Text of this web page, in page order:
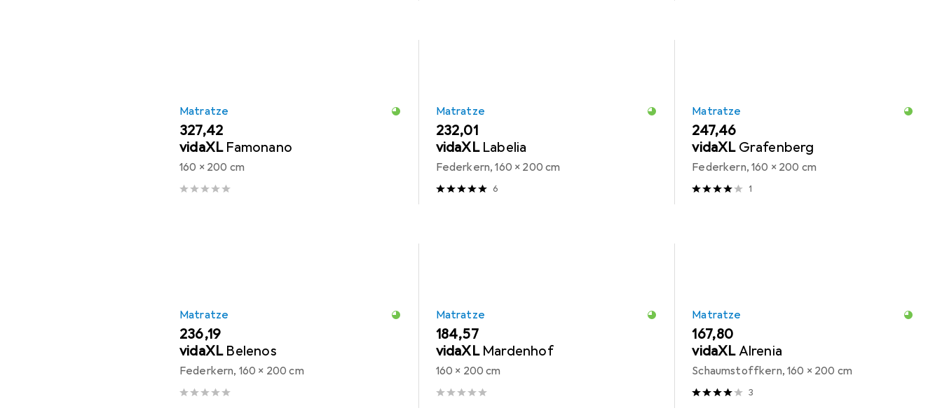
Matratze
EUR
327,42
vidaXL Famonano
160 x 200 cm
Matratze
EUR
232,01
vidaXL Labelia
Federkern, 160 x 200 cm
6
Matratze
EUR
247,46
vidaXL Grafenberg
Federkern, 160 x 200 cm
1
Matratze
EUR
236,19
vidaXL Belenos
Federkern, 160 x 200 cm
Matratze
EUR
184,57
vidaXL Mardenhof
160 x 200 cm
Matratze
EUR
167,80
vidaXLAlrenia
Schaumstoffkern, 160 x 200 cm
3